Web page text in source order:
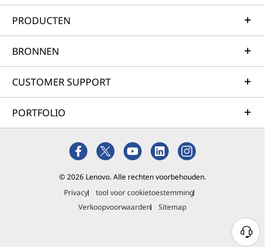
PRODUCTEN
BRONNEN
CUSTOMER SUPPORT
PORTFOLIO
© 2026 Lenovo. Alle rechten voorbehouden.
Privacy
tool voor cookietoestemming
Verkoopvoorwaarden
Sitemap